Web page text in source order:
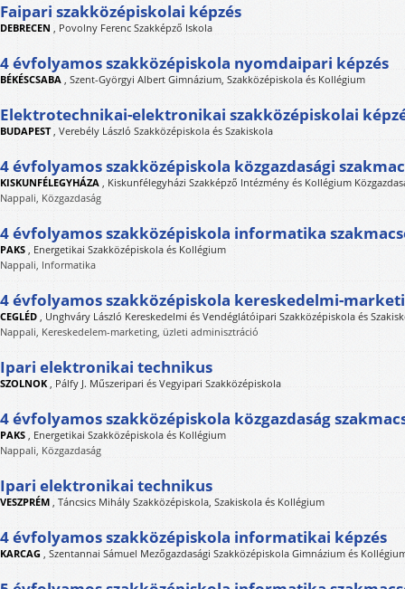
Faipari szakközépiskolai képzés
DEBRECEN , Povolny Ferenc Szakképző Iskola
4 évfolyamos szakközépiskola nyomdaipari képzés
BÉKÉSCSABA , Szent-Györgyi Albert Gimnázium, Szakközépiskola és Kollégium
Elektrotechnikai-elektronikai szakközépiskolai
BUDAPEST, Verebély László Szakközépiskola és Szakiskola
4 évfolyamos szakközépiskola közgazdasági
KISKUNFÉLEGYHÁZA , Kiskunfélegyházi Szakképző Intézmény és Kollégium
Nappali, Közgazdaság
4 évfolyamos szakközépiskola informatika
PAKS , Energetikai Szakközépiskola és Kollégium
Nappali, Informatika
4 évfolyamos szakközépiskola kereskedelmi-
CEGLÉD , Unghváry László Kereskedelmi és Vendéglátóipari Szakközépiskola és
Nappali, Kereskedelem-marketing, üzleti adminisztráció
Ipari elektronikai technikus
SZOLNOK , Pálfy J. Műszeripari és Vegyipari Szakközépiskola
4 évfolyamos szakközépiskola közgazdaság
PAKS , Energetikai Szakközépiskola és Kollégium
Nappali, Közgazdaság
Ipari elektronikai technikus
VESZPRÉM , Táncsics Mihály Szakközépiskola, Szakiskola és Kollégium
4 évfolyamos szakközépiskola informatikai képzés
KARCAG , Szentannai Sámuel Mezőgazdasági Szakközépiskola Gimnázium és